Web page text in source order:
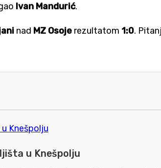
Ivan Mandurić.
nad MZ Osoje rezultatom 1:0.
u Knešpolju